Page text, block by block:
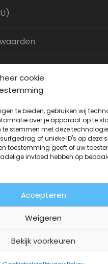
cookie
te bieden, gebruiken wij
over je apparaat op te
stemmen met deze
of unieke ID's op deze
toestemming geeft of uw
invloed hebben op
Accepteren
Weigeren
Bekijk voorkeuren
Deurklink gebogen 16mm
prijs
was:
prijs
is:
is onderdeel van